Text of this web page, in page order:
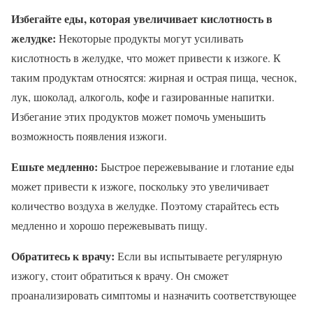
Избегайте еды, которая увеличивает кислотность в
желудке: Некоторые продукты могут усиливать
кислотность в желудке, что может привести к изжоге. К
таким продуктам относятся: жирная и острая пища, чеснок,
лук, шоколад, алкоголь, кофе и газированные напитки.
Избегание этих продуктов может помочь уменьшить
возможность появления изжоги.
Ешьте медленно: Быстрое пережевывание и глотание еды
может привести к изжоге, поскольку это увеличивает
количество воздуха в желудке. Поэтому старайтесь есть
медленно и хорошо пережевывать пищу.
Обратитесь к врачу: Если вы испытываете регулярную
изжогу, стоит обратиться к врачу. Он сможет
проанализировать симптомы и назначить соответствующее